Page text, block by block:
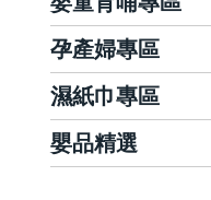
孕產婦專區
濕紙巾專區
嬰品精選